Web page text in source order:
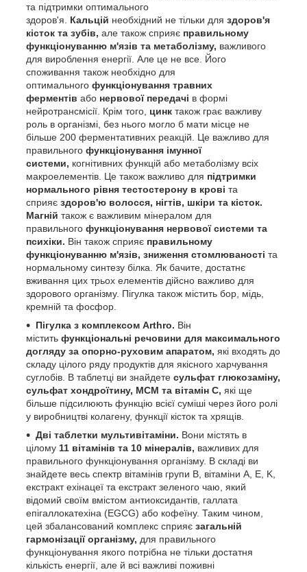
та підтримки оптимального
здоров'я. Кальцій необхідний не тільки для здоров'я
кісток та зубів, але також сприяє правильному
функціонуванню м'язів та метаболізму, важливого
для вироблення енергії. Але це не все. Його
споживання також необхідно для
оптимального функціонування травних
ферментів або нервової передачі в формі
нейротрансмісії. Крім того, цинк також грає важливу
роль в організмі, без нього могло б мати місце не
більше 200 ферментативних реакцій. Це важливо для
правильного функціонування імунної
системи, когнітивних функцій або метаболізму всіх
макроелементів. Це також важливо для підтримки
нормального рівня тестостерону в крові та
сприяє здоров'ю волосся, нігтів, шкіри та кісток.
Магній також є важливим мінералом для
правильного функціонування нервової системи та
психіки. Він також сприяє правильному
функціонуванню м'язів, зниження стомлюваності та
нормальному синтезу білка. Як бачите, достатнє
вживання цих трьох елементів дійсно важливо для
здорового організму. Пігулка також містить бор, мідь,
кремній та фосфор.
Пігулка з комплексом Arthro. Він
містить функціональні речовини для максимального
догляду за опорно-руховим апаратом, які входять до
складу цілого ряду продуктів для якісного харчування
суглобів. В таблетці ви знайдете сульфат глюкозаміну,
сульфат хондроїтину, МСМ та вітамін С, які ще
більше підсилюють функцію всієї суміші через його ролі
у виробництві колагену, функції кісток та хрящів.
Дві таблетки мультивітаміни. Вони містять в
цілому 11 вітамінів та 10 мінералів, важливих для
правильного функціонування організму. В складі ви
знайдете весь спектр вітамінів групи B, вітаміни A, E, K,
екстракт ехінацеї та екстракт зеленого чаю, який
відомий своїм вмістом антиоксидантів, галлата
епігаллокатехіна (EGCG) або кофеїну. Таким чином,
цей збалансований комплекс сприяє загальній
гармонізації організму, для правильного
функціонування якого потрібна не тільки достатня
кількість енергії, але й всі важливі поживні